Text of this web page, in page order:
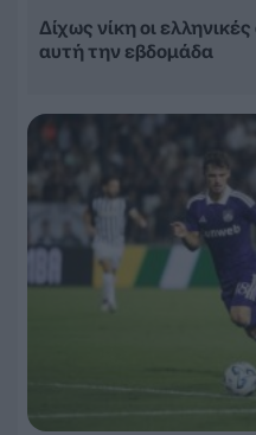
Δίχως νίκη οι
αυτή την εβδομάδα